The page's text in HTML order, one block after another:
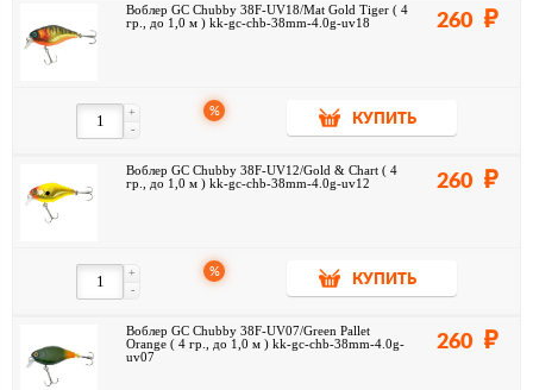
Воблер GC Chubby 38F-UV18/Mat Gold Tiger ( 4
гр., до 1,0 м ) kk-gc-chb-38mm-4.0g-uv18
260
-
+ %
КУПИТЬ
Воблер GC Chubby 38F-UV12/Gold & Chart ( 4
гр., до 1,0 м ) kk-gc-chb-38mm-4.0g-uv12
260
-
+ %
КУПИТЬ
Воблер GC Chubby 38F-UV07/Green Pallet
Orange ( 4 гр., до 1,0 м ) kk-gc-chb-38mm-4.0g-
uv07
260